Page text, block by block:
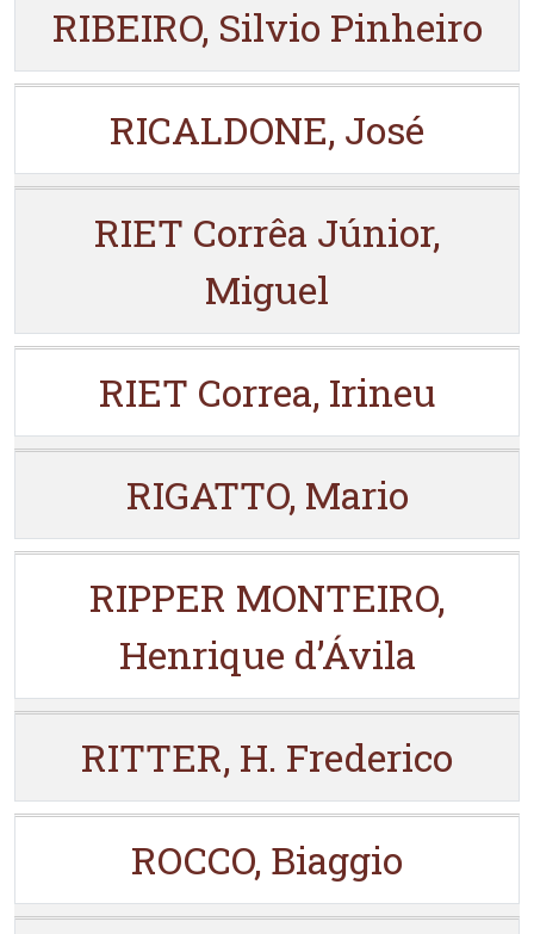
RIBEIRO, Silvio Pinheiro
RICALDONE, José
RIET Corrêa Júnior,
Miguel
RIET Correa, Irineu
RIGATTO, Mario
RIPPER MONTEIRO,
Henrique d’Ávila
RITTER, H. Frederico
ROCCO, Biaggio